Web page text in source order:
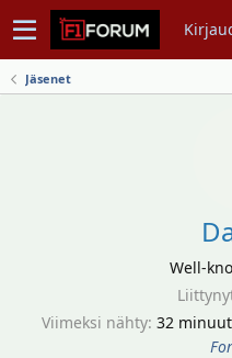
Jäsenet
Well-
Viimeksi nähty 32